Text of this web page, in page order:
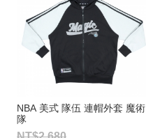
NBA 美式 隊伍 連帽外套 魔術
隊